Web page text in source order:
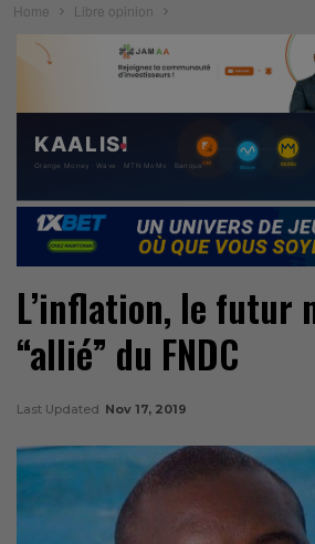
Home Libre opinion
L’inflation, le futur
“allié” du FNDC
Last Updated Nov 17, 2019